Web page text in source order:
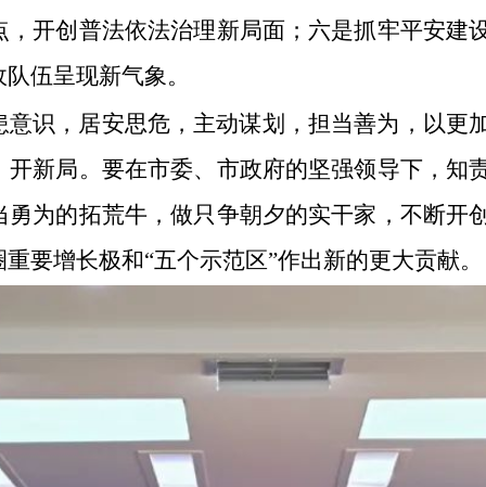
开创普法依法治理新局面；六是抓牢平安建
伍呈现新气象。
识，居安思危，主动谋划，担当善为，以更
新局。要在市委、市政府的坚强领导下，知
为的拓荒牛，做只争朝夕的实干家，不断开
要增长极和“五个示范区”作出新的更大贡献。